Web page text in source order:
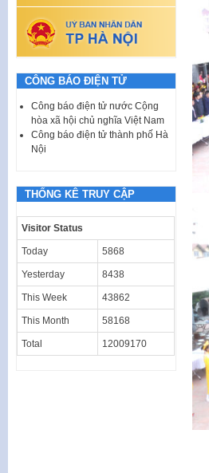
CÔNG BÁO ĐIỆN TỬ
Công báo điện tử nước Cộng
hòa xã hội chủ nghĩa Việt Nam
Công báo điện tử thành phố Hà
Nội
THỐNG KÊ TRUY CẬP
Visitor Status
Today 5868
Yesterday 8438
This Week 43862
This Month 58168
Total 12009170